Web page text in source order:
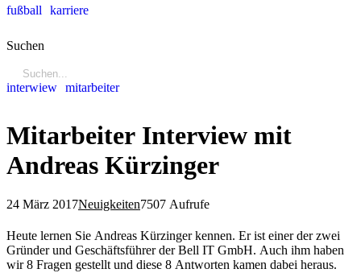
fußball
karriere
Suchen
interwiew mitarbeiter
Mitarbeiter Interview mit
Andreas Kürzinger
24 März 2017Neuigkeiten7507 Aufrufe
Heute lernen Sie Andreas Kürzinger kennen. Er ist einer der zwei
Gründer und Geschäftsführer der Bell IT GmbH. Auch ihm haben
wir 8 Fragen gestellt und diese 8 Antworten kamen dabei heraus.